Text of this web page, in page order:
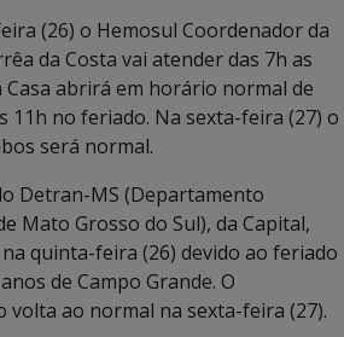
(26) o Hemosul Coordenador da
da Costa vai atender das 7h as
Casa abrirá em horário normal de
11h no feriado. Na sexta-feira (27) o
será normal.
Detran-MS (Departamento
Mato Grosso do Sul), da Capital,
quinta-feira (26) devido ao feriado
de Campo Grande. O
ao normal na sexta-feira (27).